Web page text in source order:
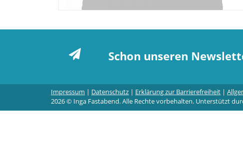
Schon unseren
Impressum | Datenschutz | Erklärung zur Barrierefreiheit |
2026 © Inga Fastabend. Alle Rechte vorbehalten. Unterstützt